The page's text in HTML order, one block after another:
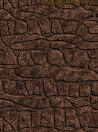
Copyright ©2000 -